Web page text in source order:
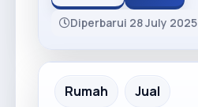
Diperbarui 28 July 2025
Recommended
Rumah Jual